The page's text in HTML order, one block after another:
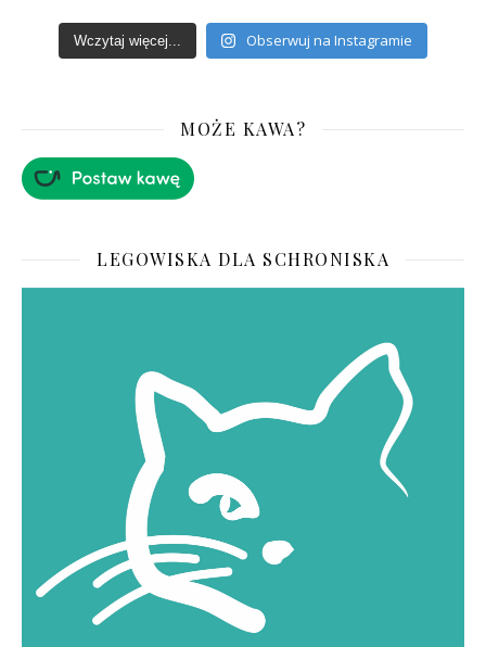
Wczytaj więcej... Obserwuj na Instagramie
MOŻE KAWA?
LEGOWISKA DLA SCHRONISKA